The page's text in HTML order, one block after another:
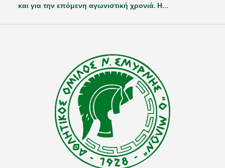
και για την επόμενη αγωνιστική χρονιά. Η…